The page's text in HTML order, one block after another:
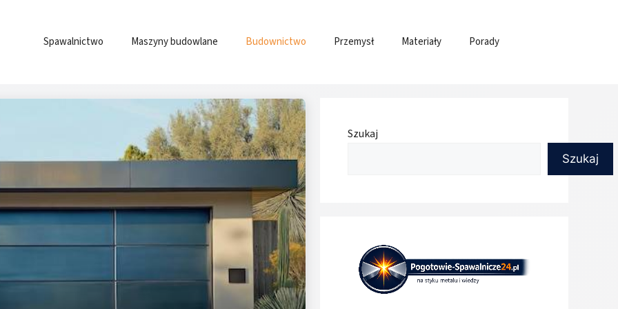
Spawalnictwo Maszyny budowlane Budownictwo Przemysł Materiały Porady
Szukaj
Szukaj